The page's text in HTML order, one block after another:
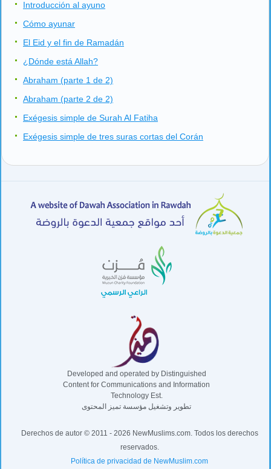
Introducción al ayuno
Cómo ayunar
El Eid y el fin de Ramadán
¿Dónde está Allah?
Abraham (parte 1 de 2)
Abraham (parte 2 de 2)
Exégesis simple de Surah Al Fatiha
Exégesis simple de tres suras cortas del Corán
Developed and operated by Distinguished
Content for Communications and Information
Technology Est.
تطوير وتشغيل مؤسسة تميز المحتوى
Derechos de autor © 2011 - 2026 NewMuslims.com. Todos los derechos
reservados.
Política de privacidad de NewMuslim.com